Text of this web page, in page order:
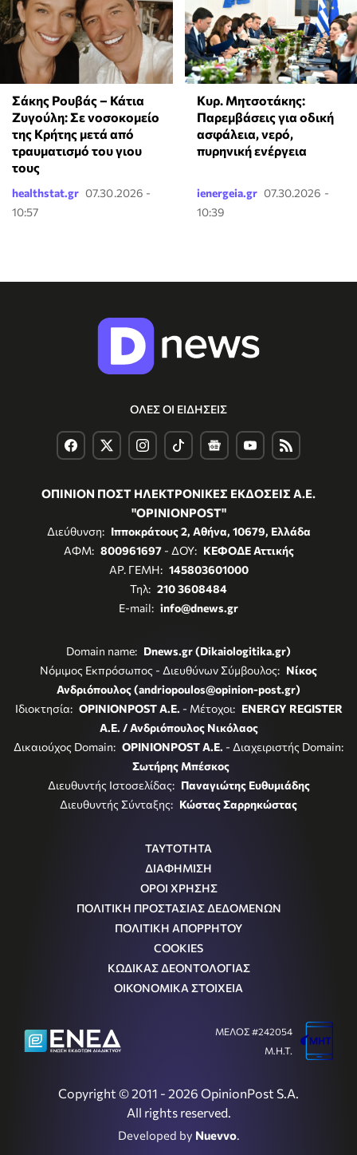
Σάκης Ρουβάς – Κάτια
Ζυγούλη: Σε νοσοκομείο
της Κρήτης μετά από
τραυματισμό του γιου
τους
healthstat.gr 07.30.2026 -
10:57
Κυρ. Μητσοτάκης:
Παρεμβάσεις για οδική
ασφάλεια, νερό,
πυρηνική ενέργεια
ienergeia.gr 07.30.2026 -
10:39
ΟΛΕΣ ΟΙ ΕΙΔΗΣΕΙΣ
ΟΠΙΝΙΟΝ ΠΟΣΤ ΗΛΕΚΤΡΟΝΙΚΕΣ ΕΚΔΟΣΕΙΣ Α.Ε.
"OPINIONPOST"
Διεύθυνση: Ιπποκράτους 2, Αθήνα, 10679, Ελλάδα
ΑΦΜ: 800961697- ΔΟΥ: ΚΕΦΟΔΕ Αττικής
ΑΡ. ΓΕΜΗ: 145803601000
Τηλ: 210 3608484
E-mail: info@dnews.gr
Domain name: Dnews.gr (Dikaiologitika.gr)
Νόμιμος Εκπρόσωπος - Διευθύνων Σύμβουλος: Νίκος
Ανδριόπουλος (andriopoulos@opinion-post.gr)
Ιδιοκτησία: OPINIONPOST A.E. - Μέτοχοι: ENERGY REGISTER
Α.Ε. / Ανδριόπουλος Νικόλαος
Δικαιούχος Domain: OPINIONPOST A.E. - Διαχειριστής Domain:
Σωτήρης Μπέσκος
Διευθυντής Ιστοσελίδας: Παναγιώτης Ευθυμιάδης
Διευθυντής Σύνταξης: Κώστας Σαρρηκώστας
ΤΑΥΤΟΤΗΤΑ
ΔΙΑΦΗΜΙΣΗ
ΟΡΟΙ ΧΡΗΣΗΣ
ΠΟΛΙΤΙΚΗ ΠΡΟΣΤΑΣΙΑΣ ΔΕΔΟΜΕΝΩΝ
ΠΟΛΙΤΙΚΗ ΑΠΟΡΡΗΤΟΥ
COOKIES
ΚΩΔΙΚΑΣ ΔΕΟΝΤΟΛΟΓΙΑΣ
ΟΙΚΟΝΟΜΙΚΑ ΣΤΟΙΧΕΙΑ
Copyright © 2011 - 2026 OpinionPost S.A.
All rights reserved.
Developed by Nuevvo.
ΜΕΛΟΣ #242054
Μ.Η.Τ.